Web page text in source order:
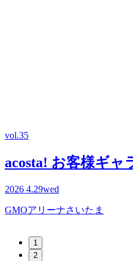
お客様ギャラリー
ナさいたま
1
2